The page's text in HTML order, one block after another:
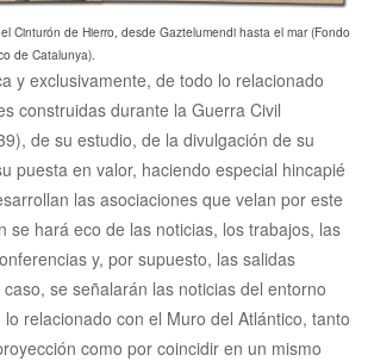
Cinturón de Hierro, desde Gaztelumendi hasta el mar (Fondo
de Catalunya).
y exclusivamente, de todo lo relacionado
construidas durante la Guerra Civil
de su estudio, de la divulgación de su
puesta en valor, haciendo especial hincapié
las asociaciones que velan por este
se hará eco de las noticias, los trabajos, las
y, por supuesto, las salidas
se señalarán las noticias del entorno
relacionado con el Muro del Atlántico, tanto
como por coincidir en un mismo